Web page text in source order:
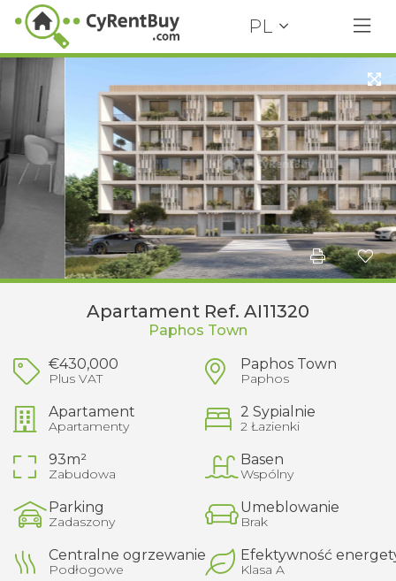
PL
Apartament Ref. AI11320
Paphos Town
€430,000
Plus VAT
Paphos Town
Paphos
Apartament
Apartamenty
2 Sypialnie
2 Łazienki
93m²
Zabudowa
Basen
Wspólny
Parking
Zadaszony
Umeblowanie
Brak
Centralne ogrzewanie
Podłogowe
Efektywność
Klasa A